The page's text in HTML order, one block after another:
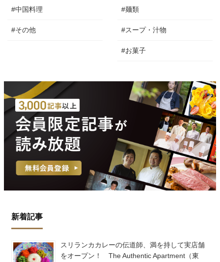
#中国料理
#その他
#麺類
#スープ・汁物
#お菓子
新着記事
スリランカカレーの伝道師、満を持して実店舗
をオープン！ The Authentic Apartment（東